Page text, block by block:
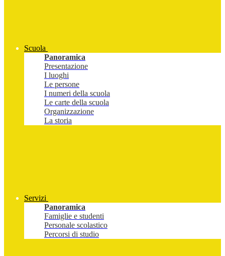
Scuola
Panoramica
Presentazione
I luoghi
Le persone
I numeri della scuola
Le carte della scuola
Organizzazione
La storia
Servizi
Panoramica
Famiglie e studenti
Personale scolastico
Percorsi di studio